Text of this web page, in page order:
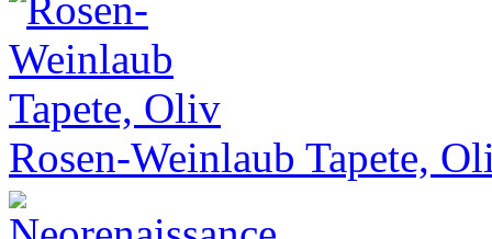
Rosen-Weinlaub Tapete,